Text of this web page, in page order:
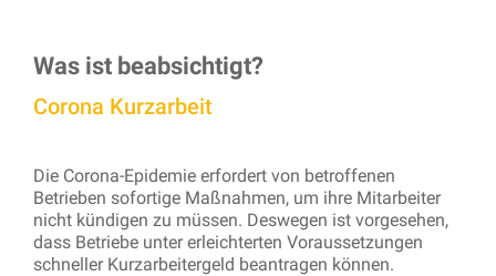
Was ist beabsichtigt?
Corona Kurzarbeit
Die Corona-Epidemie erfordert von betroffenen
Betrieben sofortige Maßnahmen, um ihre Mitarbeiter
nicht kündigen zu müssen. Deswegen ist vorgesehen,
dass Betriebe unter erleichterten Voraussetzungen
schneller Kurzarbeitergeld beantragen können.